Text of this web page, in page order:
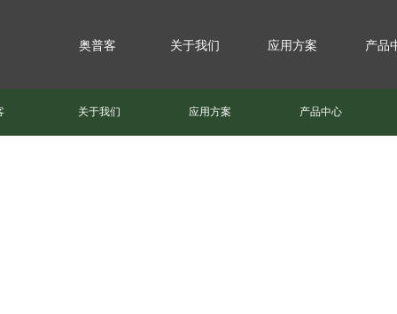
关于我们 应用方案 产品中心
奥普客 关于我们 应用方案 产品